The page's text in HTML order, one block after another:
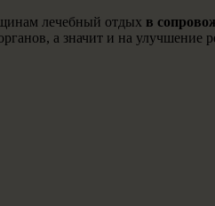
лечебный отдых в
а значит и на улучшение